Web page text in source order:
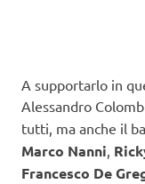
A supportarlo in
Alessandro
tutti, ma anche il
Marco Nanni
Francesco De